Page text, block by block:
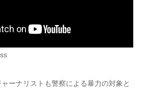
ーナリストも警察による暴力の対象と